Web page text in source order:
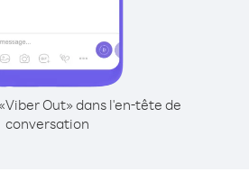
Out» dans l'en-tête de
conversation